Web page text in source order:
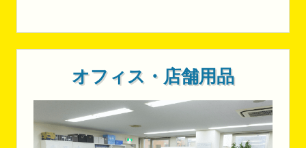
オフィス・店舗用品